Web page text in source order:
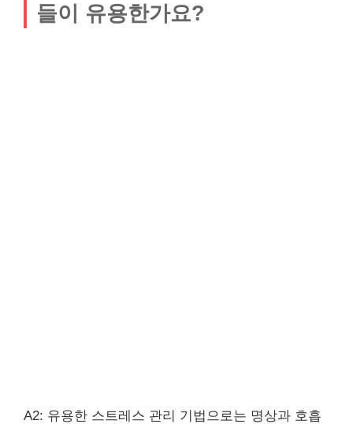
들이 유용한가요?
A2: 유용한 스트레스 관리 기법으로는 명상과 호흡